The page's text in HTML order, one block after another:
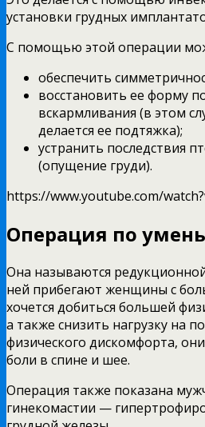
установки грудных
С помощью этой операции
обеспечить
восстановить ее форму
вскармливания (в этом
делается ее подтяжка);
устранить последствия
(опущение груди).
https://www.youtube.com/
Операция по
Она называются
ней прибегают женщины с
хочется добиться большей
а также снизить нагрузку на
физического дискомфорта,
боли в спине и шее.
Операция также показана
гинекомастии —